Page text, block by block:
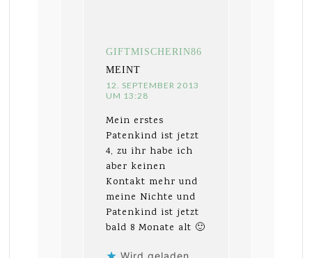
GIFTMISCHERIN86
MEINT
12. SEPTEMBER 2013
UM 13:28
Mein erstes
Patenkind ist jetzt
4, zu ihr habe ich
aber keinen
Kontakt mehr und
meine Nichte und
Patenkind ist jetzt
bald 8 Monate alt 🙂
Wird geladen …